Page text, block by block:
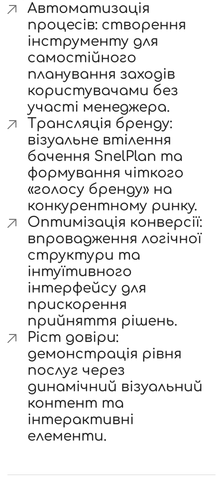
Автоматизація
процесів: створення
інструменту для
самостійного
планування заходів
користувачами без
участі менеджера.
Трансляція бренду:
візуальне втілення
бачення SnelPlan та
формування чіткого
«голосу бренду» на
конкурентному ринку.
Оптимізація конверсії:
впровадження логічної
структури та
інтуїтивного
інтерфейсу для
прискорення
прийняття рішень.
Ріст довіри:
демонстрація рівня
послуг через
динамічний візуальний
контент та
інтерактивні
елементи.